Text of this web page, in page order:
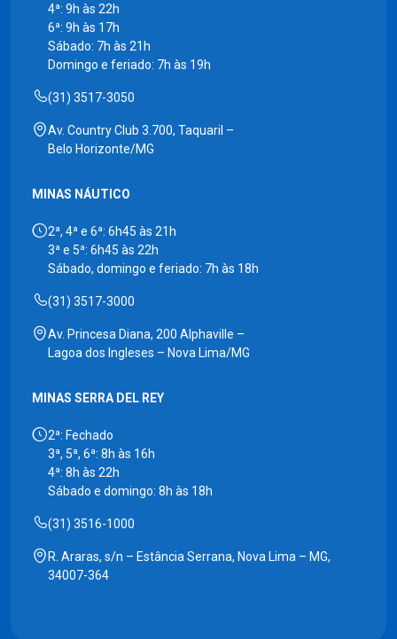
4ª: 9h às 22h
6ª: 9h às 17h
Sábado: 7h às 21h
Domingo e feriado: 7h às 19h
(31) 3517-3050
Av. Country Club 3.700, Taquaril –
Belo Horizonte/MG
MINAS NÁUTICO
2ª, 4ª e 6ª: 6h45 às 21h
3ª e 5ª: 6h45 às 22h
Sábado, domingo e feriado: 7h às 18h
(31) 3517-3000
Av. Princesa Diana, 200 Alphaville –
Lagoa dos Ingleses – Nova Lima/MG
MINAS SERRA DEL REY
2ª: Fechado
3ª, 5ª, 6ª: 8h às 16h
4ª: 8h às 22h
Sábado e domingo: 8h às 18h
(31) 3516-1000
R. Araras, s/n – Estância Serrana, Nova Lima – MG,
34007-364